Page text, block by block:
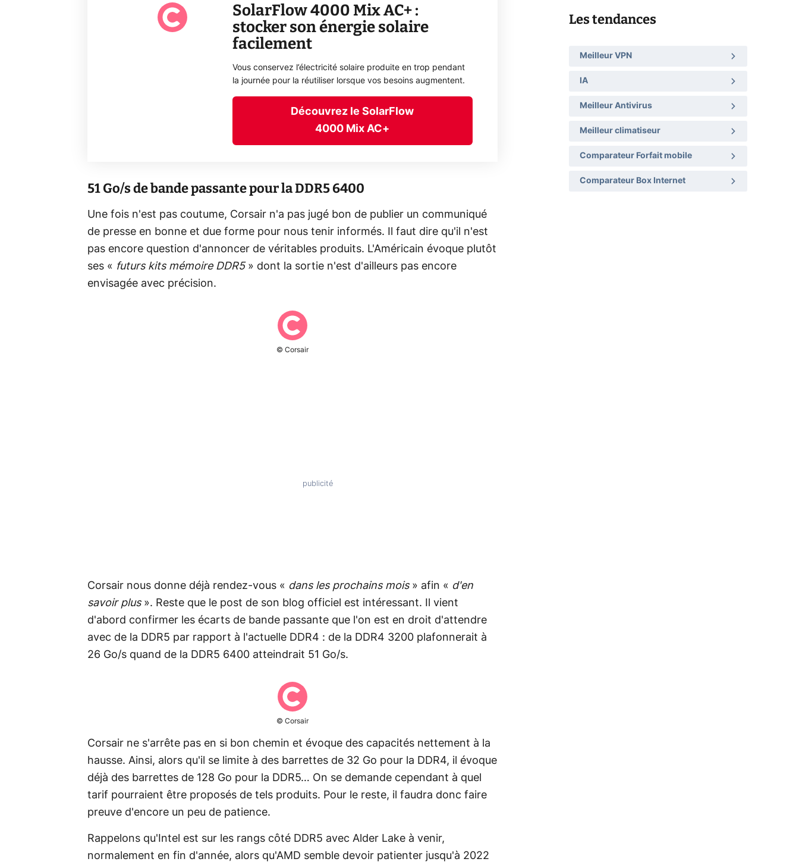
SolarFlow 4000 Mix AC+ :
stocker son énergie solaire
facilement
Vous conservez l’électricité solaire produite en trop pendant
la journée pour la réutiliser lorsque vos besoins augmentent.
Découvrez le SolarFlow
4000 Mix AC+
51 Go/s de bande passante pour la DDR5 6400
Une fois n'est pas coutume, Corsair n'a pas jugé bon de publier un communiqué
de presse en bonne et due forme pour nous tenir informés. Il faut dire qu'il n'est
pas encore question d'annoncer de véritables produits. L'Américain évoque plutôt
ses « futurs kits mémoire DDR5 » dont la sortie n'est d'ailleurs pas encore
envisagée avec précision.
© Corsair
Corsair nous donne déjà rendez-vous « dans les prochains mois» afin « d'en
savoir plus». Reste que le post de son blog officiel est intéressant. Il vient
d'abord confirmer les écarts de bande passante que l'on est en droit d'attendre
avec de la DDR5 par rapport à l'actuelle DDR4 : de la DDR4 3200 plafonnerait à
26 Go/s quand de la DDR5 6400 atteindrait 51 Go/s.
© Corsair
Corsair ne s'arrête pas en si bon chemin et évoque des capacités nettement à la
hausse. Ainsi, alors qu'il se limite à des barrettes de 32 Go pour la DDR4, il évoque
déjà des barrettes de 128 Go pour la DDR5… On se demande cependant à quel
tarif pourraient être proposés de tels produits. Pour le reste, il faudra donc faire
preuve d'encore un peu de patience.
Rappelons qu'Intel est sur les rangs côté DDR5 avec Alder Lake à venir,
normalement en fin d'année, alors qu'AMD semble devoir patienter jusqu'à 2022
Les tendances
Meilleur VPN
IA
Meilleur Antivirus
Meilleur climatiseur
Comparateur Forfait mobile
Comparateur Box Internet